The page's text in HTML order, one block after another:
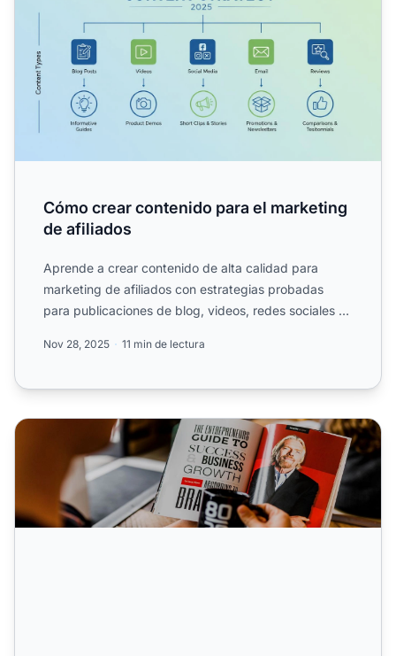
Cómo crear contenido para el marketing
de afiliados
Aprende a crear contenido de alta calidad para
marketing de afiliados con estrategias probadas
para publicaciones de blog, videos, redes sociales y
Nov 28, 2025 11 min de lectura
¿Cómo puedes crear contenido de marketing de afiliados